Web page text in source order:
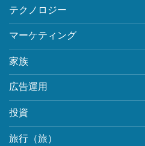
テクノロジー
マーケティング
家族
広告運用
投資
旅行（旅）